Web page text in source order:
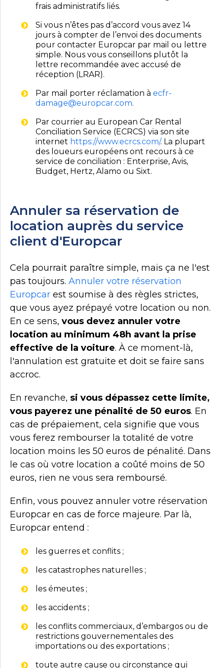
frais administratifs liés.
Si vous n’êtes pas d’accord vous avez 14
jours à compter de l’envoi des documents
pour contacter Europcar par mail ou lettre
simple. Nous vous conseillons plutôt la
lettre recommandée avec accusé de
réception (LRAR).
Par mail porter réclamation à ecfr-
damage@europcar.com.
Par courrier au European Car Rental
Conciliation Service (ECRCS) via son site
internet https://www.ecrcs.com/. La plupart
des loueurs européens ont recours à ce
service de conciliation : Enterprise, Avis,
Budget, Hertz, Alamo ou Sixt.
Annuler sa réservation de
location auprès du service
client d'Europcar
Cela pourrait paraître simple, mais ça ne l'est
pas toujours. Annuler votre réservation
Europcar est soumise à des règles strictes,
que vous ayez prépayé votre location ou non.
En ce sens, vous devez annuler votre
location au minimum 48h avant la prise
effective de la voiture. À ce moment-là,
l'annulation est gratuite et doit se faire sans
accroc.
En revanche, si vous dépassez cette limite,
vous payerez une pénalité de 50 euros. En
cas de prépaiement, cela signifie que vous
vous ferez rembourser la totalité de votre
location moins les 50 euros de pénalité. Dans
le cas où votre location a coûté moins de 50
euros, rien ne vous sera remboursé.
Enfin, vous pouvez annuler votre réservation
Europcar en cas de force majeure. Par là,
Europcar entend :
les guerres et conflits ;
les catastrophes naturelles ;
les émeutes ;
les accidents ;
les conflits commerciaux, d’embargos ou de
restrictions gouvernementales des
importations ou des exportations ;
toute autre cause ou circonstance qui